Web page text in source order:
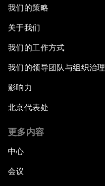
我们的策略
关于我们
我们的工作方式
我们的领导团队与组织治理
影响力
北京代表处
更多内容
中心
会议